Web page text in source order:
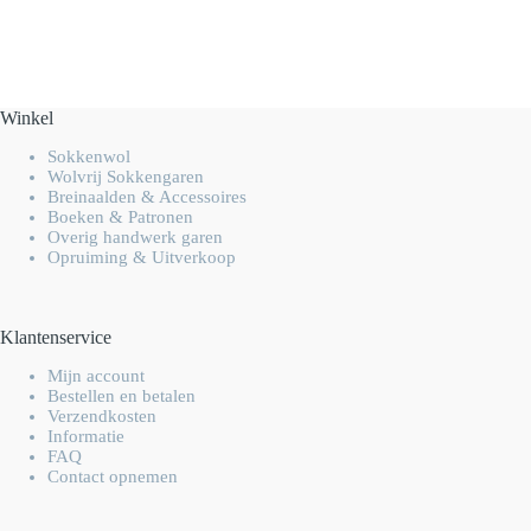
Winkel
Sokkenwol
Wolvrij Sokkengaren
Breinaalden & Accessoires
Boeken & Patronen
Overig handwerk garen
Opruiming & Uitverkoop
Klantenservice
Mijn account
Bestellen en betalen
Verzendkosten
Informatie
FAQ
Contact opnemen